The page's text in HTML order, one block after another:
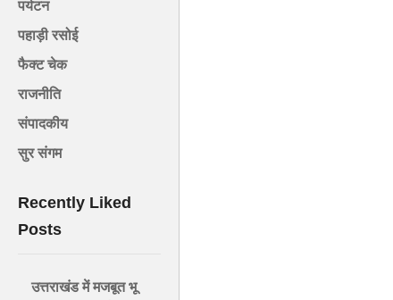
पर्यटन
पहाड़ी रसोई
फैक्ट चेक
राजनीति
संपादकीय
सुर संगम
Recently Liked
Posts
उत्तराखंड में मजबूत भू